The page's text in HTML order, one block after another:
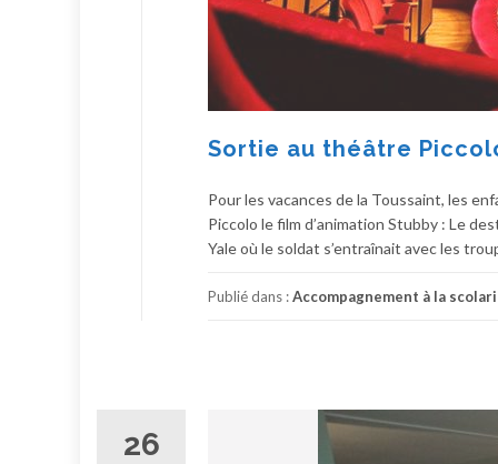
Sortie au théâtre
Pour les vacances de la Toussaint, les
Piccolo le film d’animation Stubby : Le
Yale où le soldat s’entraînait avec les
Publié dans :Accompagnement à la
26